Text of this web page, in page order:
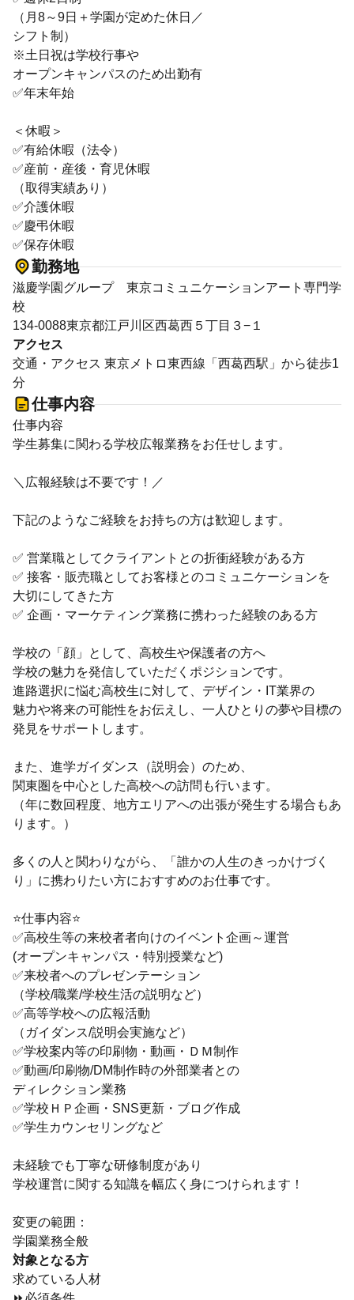
（月8～9日＋学園が定めた休日／
シフト制）
※土日祝は学校行事や
オープンキャンパスのため出勤有
✅年末年始
＜休暇＞
✅有給休暇（法令）
✅産前・産後・育児休暇
（取得実績あり）
✅介護休暇
✅慶弔休暇
✅保存休暇
勤務地
滋慶学園グループ 東京コミュニケーションアート専門学
校
134-0088東京都江戸川区西葛西５丁目３−１
アクセス
交通・アクセス 東京メトロ東西線「西葛西駅」から徒歩1
分
仕事内容
仕事内容
学生募集に関わる学校広報業務をお任せします。
＼広報経験は不要です！／
下記のようなご経験をお持ちの方は歓迎します。
✅ 営業職としてクライアントとの折衝経験がある方
✅ 接客・販売職としてお客様とのコミュニケーションを
大切にしてきた方
✅ 企画・マーケティング業務に携わった経験のある方
学校の「顔」として、高校生や保護者の方へ
学校の魅力を発信していただくポジションです。
進路選択に悩む高校生に対して、デザイン・IT業界の
魅力や将来の可能性をお伝えし、一人ひとりの夢や目標の
発見をサポートします。
また、進学ガイダンス（説明会）のため、
関東圏を中心とした高校への訪問も行います。
（年に数回程度、地方エリアへの出張が発生する場合もあ
ります。）
多くの人と関わりながら、「誰かの人生のきっかけづく
り」に携わりたい方におすすめのお仕事です。
⭐仕事内容⭐
✅高校生等の来校者者向けのイベント企画～運営
(オープンキャンパス・特別授業など)
✅来校者へのプレゼンテーション
（学校/職業/学校生活の説明など）
✅高等学校への広報活動
（ガイダンス/説明会実施など）
✅学校案内等の印刷物・動画・ＤＭ制作
✅動画/印刷物/DM制作時の外部業者との
ディレクション業務
✅学校ＨＰ企画・SNS更新・ブログ作成
✅学生カウンセリングなど
未経験でも丁寧な研修制度があり
学校運営に関する知識を幅広く身につけられます！
変更の範囲：
学園業務全般
対象となる方
求めている人材